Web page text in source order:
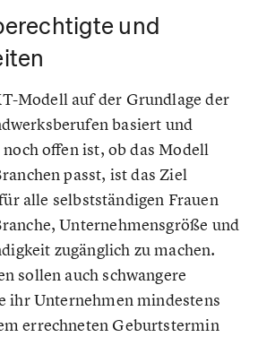
und
Modell auf der Grundlage der
basiert und
offen ist, ob das Modell
passt, ist das Ziel
alle selbstständigen Frauen
Unternehmensgröße und
zugänglich zu machen.
sollen auch schwangere
ihr Unternehmen mindestens
errechneten Geburtstermin